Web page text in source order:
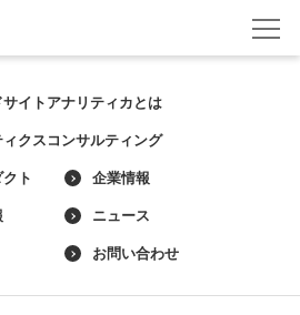
イトアナリティカとは
ィクスコンサルティング
ト 企業情報
ニュース
お問い合わせ